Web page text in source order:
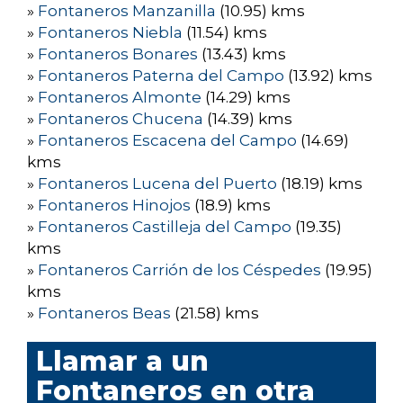
» Fontaneros Manzanilla (10.95) kms
» Fontaneros Niebla (11.54) kms
» Fontaneros Bonares (13.43) kms
» Fontaneros Paterna del Campo (13.92) kms
» Fontaneros Almonte (14.29) kms
» Fontaneros Chucena (14.39) kms
» Fontaneros Escacena del Campo (14.69)
kms
» Fontaneros Lucena del Puerto (18.19) kms
» Fontaneros Hinojos (18.9) kms
» Fontaneros Castilleja del Campo (19.35)
kms
» Fontaneros Carrión de los Céspedes (19.95)
kms
» Fontaneros Beas (21.58) kms
Llamar a un
Fontaneros en otra